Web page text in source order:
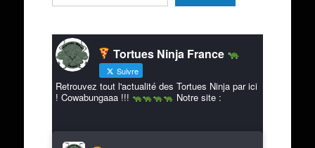
Tortues Ninja France
Suivre
Retrouvez tout l'actualité des Tortues Ninja par ici
! Cowabungaaa !!!
Notre site :